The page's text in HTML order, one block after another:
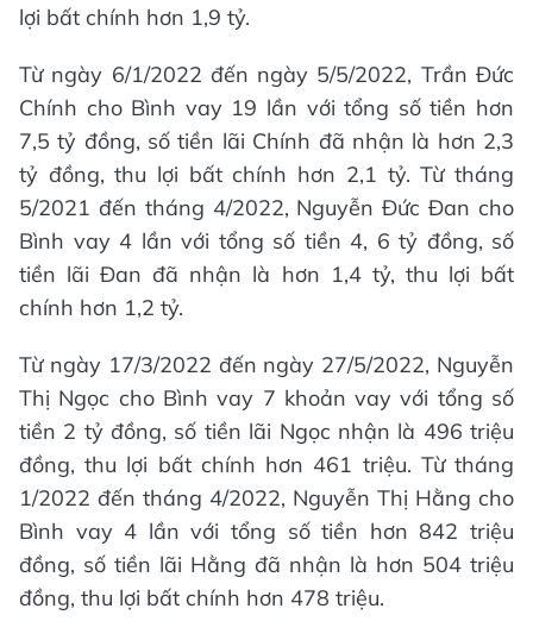
lợi bất chính hơn 1,9 tỷ.
Từ ngày 6/1/2022 đến ngày 5/5/2022, Trần Đức
Chính cho Bình vay 19 lần với tổng số tiền hơn
7,5 tỷ đồng, số tiền lãi Chính đã nhận là hơn 2,3
tỷ đồng, thu lợi bất chính hơn 2,1 tỷ. Từ tháng
5/2021 đến tháng 4/2022, Nguyễn Đức Đan cho
Bình vay 4 lần với tổng số tiền 4, 6 tỷ đồng, số
tiền lãi Đan đã nhận là hơn 1,4 tỷ, thu lợi bất
chính hơn 1,2 tỷ.
Từ ngày 17/3/2022 đến ngày 27/5/2022, Nguyễn
Thị Ngọc cho Bình vay 7 khoản vay với tổng số
tiền 2 tỷ đồng, số tiền lãi Ngọc nhận là 496 triệu
đồng, thu lợi bất chính hơn 461 triệu. Từ tháng
1/2022 đến tháng 4/2022, Nguyễn Thị Hằng cho
Bình vay 4 lần với tổng số tiền hơn 842 triệu
đồng, số tiền lãi Hằng đã nhận là hơn 504 triệu
đồng, thu lợi bất chính hơn 478 triệu.